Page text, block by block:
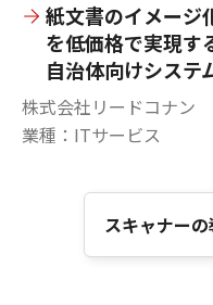
紙文書のイメージ
を低価格で実現す
自治体向けシステ
株式会社リードコナン
業種：ITサービス
スキャナー